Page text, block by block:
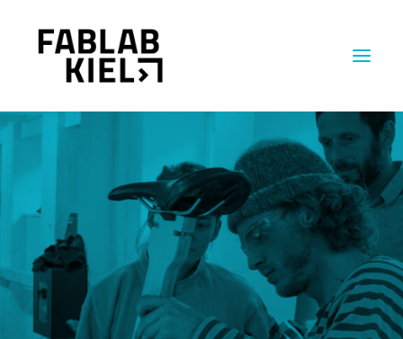
MASCHINEN
ÜBER UNS
EINBLICKE